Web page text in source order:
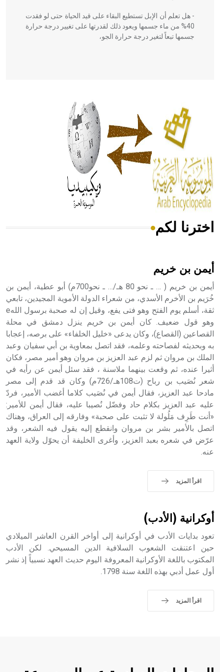
- هل تعلم أن الإبل تستطيع البقاء على قيد الحياة حتى لو فقدت
40% من ماء جسمها ويعود ذلك لقدرتها على تغيير درجة حرارة
جسمها تبعاً لتغير درجة حرارة الجو،
الحكم، الأدلة، تنظيم التغذية، ورسالته في جروح الرأس. ويعود
له الفضل بأنه حرر الطب من الدين والفلسفة.
- هل تعلم أن المرجان إفراز حيواني يتكون في البحر ويتركب
من مادة كربونات الكلسيوم، وهو أحمر أو شديد الحمرة وهو
أجود أنواعه، ويمتاز بكبر الحجم ويسمى الش
هل تعلم أن الأبسيد كلمة فرنسية اللفظ تم اعتمادها مصطلحاً
- هل تعلم أن أبجر Abgar اسم معروف جيداً يعود إلى عدد من
الملوك الذين حكموا مدينة إديسا (الرها) من أبجر الأول وحتى
التاسع، وهم ينتسبون إلى أسرة أوسروين
- هل تعلم أن الأبجدية الكنعانية تتألف من /22/ علامة كتابية
sign تكتب منفصلة غير متصلة، وتعتمد المبدأ الأكوروفوني،
حيث تقتصر القيمة الصوتية للعلامة الك
اخترنا لكم
أيمن بن خريم
أيمن بن خريم ( … ـ نحو 80 هـ/… ـ نحو700م) أبو عطية، أيمن بن
خُرَيم بن الأخرم الأسدي، من شعراء الدولة الأموية المجيدين، تابعي
ثقة، أسلم يوم الفتح وهو فتى يفع، وقيل إن له صحبة برسول اللهe
وهو قول ضعيف. كان أيمن بن خريم ينزل دمشق في محلة
القصاعين (القصاع)، وكان يدعى «خليل الخلفاء» على برصه، إعجابا
به وبحديثه لفصاحته وعلمه، فقد اتصل بمعاوية بن أبي سفيان وعبد
الملك بن مروان ثم لزم عبد العزيز بن مروان وهو أمير مصر، فكان
أثيرا عنده، ثم وقعت بينهما ملاسنة ، فقد سئل أيمن عن رأيه في
شعر نُصَيب بن رباح (ت108هـ/726م) وكان قد قدم إلى مصر
مادحا عبد العزيز، فقال أيمن في نُصَيب كلاما أغضب الأمير، فردّ
عليه عبد العزيز بكلام حاد وفضّل نُصيبا عليه، فقال أيمن للأمير:
«أنت طَرِف مَلُولة لا تثبت على صحبة» وفارقه إلى العراق، وهناك
اتصل بالأمير بشر بن مروان وانقطع إليه يقول فيه الشعر، وقد
عرّض في شعره بعبد العزيز، وأغرى الخليفة أن يحوّل ولاية العهد
عنه.
اقرأ المزيد
أوكرانية (الأدب)
تعود بدايات الأدب في أوكرانية إلى أواخر القرن العاشر الميلادي
حين اعتنقت الشعوب السلافية الدين المسيحي. لكن الأدب
المكتوب باللغة الأوكرانية المعروفة اليوم حديث العهد نسبياً إذ نشر
أول عمل أدبي بهذه اللغة سنة 1798.
اقرأ المزيد